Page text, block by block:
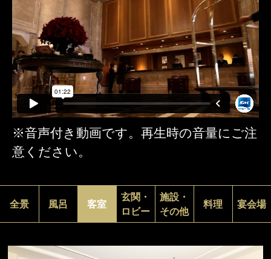
※音声付き動画です。再生時の音量にご注
意ください。
全景 風呂 客室
玄関・
ロビー
施設・
その他
料理 宴会場